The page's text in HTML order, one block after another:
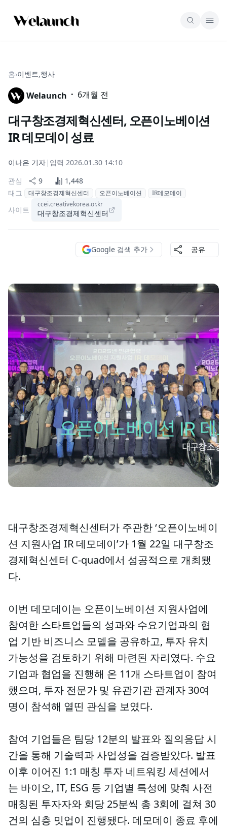
홈›이벤트,행사
Welaunch · 6개월 전
대구창조경제혁신센터, 오픈이노베이션
IR 데모데이 성료
이나은 기자| 입력 2026.01.30 14:10
관심
9
1,448
태그
대구창조경제혁신센터 오픈이노베이션 IR데모데이
사이트
ccei.creativekorea.or.kr
대구창조경제혁신센터
Google 검색 추가 공유
대구창조경제혁신센터가 주관한 ‘오픈이노베이
션 지원사업 IR 데모데이’가 1월 22일 대구창조
경제혁신센터 C-quad에서 성공적으로 개최됐
다.
이번 데모데이는 오픈이노베이션 지원사업에
참여한 스타트업들의 성과와 수요기업과의 협
업 기반 비즈니스 모델을 공유하고, 투자 유치
가능성을 검토하기 위해 마련된 자리였다. 수요
기업과 협업을 진행해 온 11개 스타트업이 참여
했으며, 투자 전문가 및 유관기관 관계자 30여
명이 참석해 열띤 관심을 보였다.
참여 기업들은 팀당 12분의 발표와 질의응답 시
간을 통해 기술력과 사업성을 검증받았다. 발표
이후 이어진 1:1 매칭 투자 네트워킹 세션에서
는 바이오, IT, ESG 등 기업별 특성에 맞춰 사전
매칭된 투자자와 회당 25분씩 총 3회에 걸쳐 30
건의 심층 밋업이 진행됐다. 데모데이 종료 후에